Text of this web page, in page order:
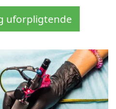
uforpligtende